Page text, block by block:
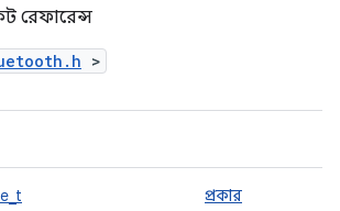
রেফারেন্স
>
প্রকার